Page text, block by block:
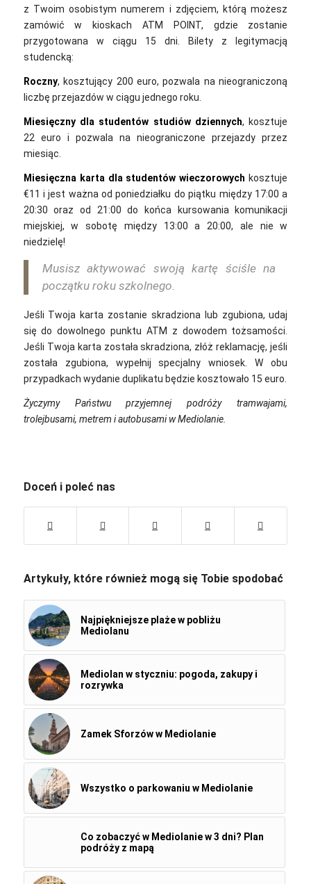
z Twoim osobistym numerem i zdjęciem, którą możesz
zamówić w kioskach ATM POINT, gdzie zostanie
przygotowana w ciągu 15 dni. Bilety z legitymacją
studencką:
Roczny, kosztujący 200 euro, pozwala na nieograniczoną
liczbę przejazdów w ciągu jednego roku.
Miesięczny dla studentów studiów dziennych, kosztuje
22 euro i pozwala na nieograniczone przejazdy przez
miesiąc.
Miesięczna karta dla studentów wieczorowych kosztuje
€11 i jest ważna od poniedziałku do piątku między 17:00 a
20:30 oraz od 21:00 do końca kursowania komunikacji
miejskiej, w sobotę między 13:00 a 20:00, ale nie w
niedzielę!
Musisz aktywować swoją kartę ściśle na
początku roku szkolnego.
Jeśli Twoja karta zostanie skradziona lub zgubiona, udaj
się do dowolnego punktu ATM z dowodem tożsamości.
Jeśli Twoja karta została skradziona, złóż reklamację, jeśli
została zgubiona, wypełnij specjalny wniosek. W obu
przypadkach wydanie duplikatu będzie kosztowało 15 euro.
Życzymy Państwu przyjemnej podróży tramwajami,
trolejbusami, metrem i autobusami w Mediolanie.
Doceń i poleć nas
Artykuły, które również mogą się Tobie spodobać
Najpiękniejsze plaże w pobliżu
Mediolanu
Mediolan w styczniu: pogoda, zakupy i
rozrywka
Zamek Sforzów w Mediolanie
Wszystko o parkowaniu w Mediolanie
Co zobaczyć w Mediolanie w 3 dni? Plan
podróży z mapą